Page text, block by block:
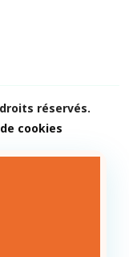
réservés.
cookies